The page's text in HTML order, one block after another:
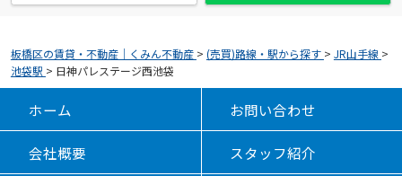
板橋区の賃貸・不動産｜くみん不動産 > (売買)路線・駅から探す > JR山手線 >
池袋駅 > 日神パレステージ西池袋
ホーム お問い合わせ
会社概要 スタッフ紹介